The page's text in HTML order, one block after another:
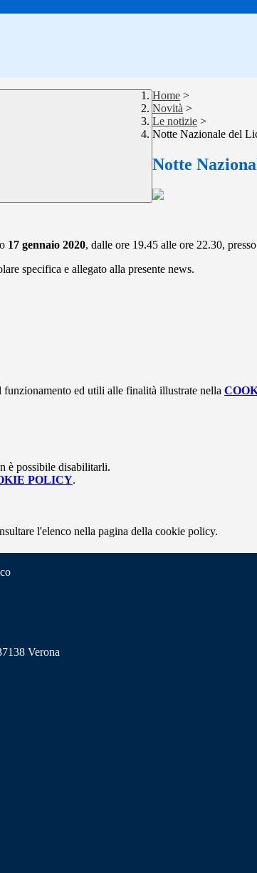
Home >
Novità >
Le notizie >
Notte Nazionale del
Notte
17 gennaio 2020, dalle ore 19.45 alle ore 22.30,
specifica e allegato alla presente news.
ed utili alle finalità illustrate nella
è possibile disabilitarli.
POLICY.
l'elenco nella pagina della cookie policy.
Verona